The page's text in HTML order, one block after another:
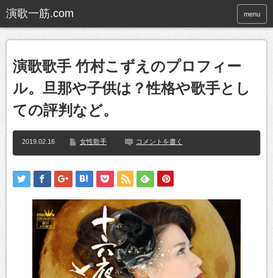
menu
演歌歌手 竹村こずえのプロフィー
ル。旦那や子供は？性格や歌手とし
ての評判など。
2019.02.16 女性歌手 コメントを書く